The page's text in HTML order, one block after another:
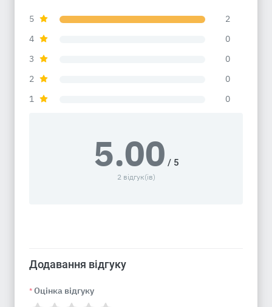
5
2
4
0
3
0
2
0
1
0
5.00 / 5
2 відгук(ів)
Додавання відгуку
* Оцінка відгуку